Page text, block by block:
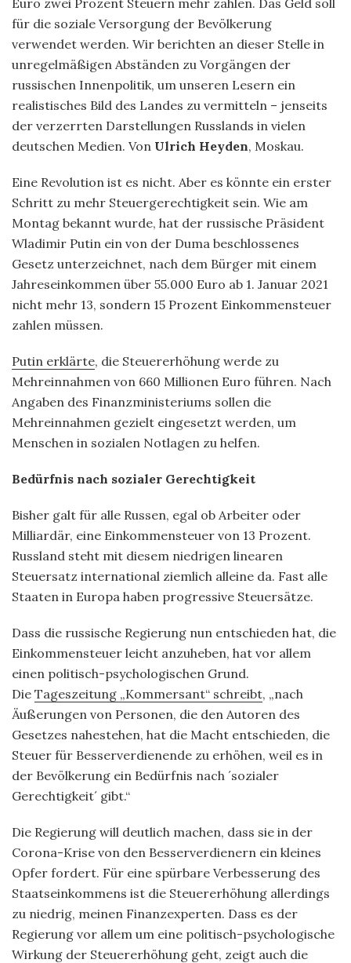
Euro zwei Prozent Steuern mehr zahlen. Das Geld soll
für die soziale Versorgung der Bevölkerung
verwendet werden. Wir berichten an dieser Stelle in
unregelmäßigen Abständen zu Vorgängen der
russischen Innenpolitik, um unseren Lesern ein
realistisches Bild des Landes zu vermitteln – jenseits
der verzerrten Darstellungen Russlands in vielen
deutschen Medien. Von Ulrich Heyden, Moskau.
Eine Revolution ist es nicht. Aber es könnte ein erster
Schritt zu mehr Steuergerechtigkeit sein. Wie am
Montag bekannt wurde, hat der russische Präsident
Wladimir Putin ein von der Duma beschlossenes
Gesetz unterzeichnet, nach dem Bürger mit einem
Jahreseinkommen über 55.000 Euro ab 1. Januar 2021
nicht mehr 13, sondern 15 Prozent Einkommensteuer
zahlen müssen.
Putin erklärte, die Steuererhöhung werde zu
Mehreinnahmen von 660 Millionen Euro führen. Nach
Angaben des Finanzministeriums sollen die
Mehreinnahmen gezielt eingesetzt werden, um
Menschen in sozialen Notlagen zu helfen.
Bedürfnis nach sozialer Gerechtigkeit
Bisher galt für alle Russen, egal ob Arbeiter oder
Milliardär, eine Einkommensteuer von 13 Prozent.
Russland steht mit diesem niedrigen linearen
Steuersatz international ziemlich alleine da. Fast alle
Staaten in Europa haben progressive Steuersätze.
Dass die russische Regierung nun entschieden hat, die
Einkommensteuer leicht anzuheben, hat vor allem
einen politisch-psychologischen Grund.
Die Tageszeitung „Kommersant“ schreibt, „nach
Äußerungen von Personen, die den Autoren des
Gesetzes nahestehen, hat die Macht entschieden, die
Steuer für Besserverdienende zu erhöhen, weil es in
der Bevölkerung ein Bedürfnis nach ´sozialer
Gerechtigkeit´ gibt.“
Die Regierung will deutlich machen, dass sie in der
Corona-Krise von den Besserverdienern ein kleines
Opfer fordert. Für eine spürbare Verbesserung des
Staatseinkommens ist die Steuererhöhung allerdings
zu niedrig, meinen Finanzexperten. Dass es der
Regierung vor allem um eine politisch-psychologische
Wirkung der Steuererhöhung geht, zeigt auch die